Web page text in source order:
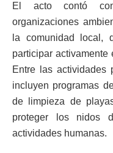
El acto contó
organizaciones
la comunidad local,
participar
Entre las actividades
incluyen programas
de limpieza de
proteger los nidos
actividades humanas.